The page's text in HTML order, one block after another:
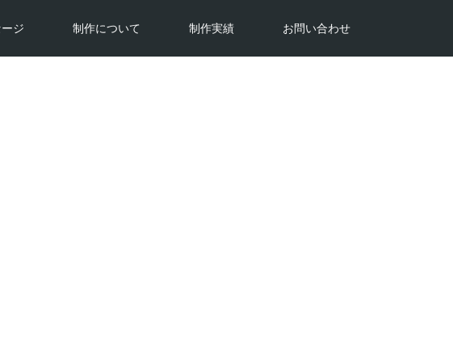
ージ 制作について 制作実績 お問い合わせ